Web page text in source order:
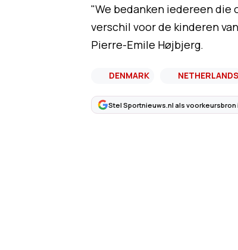
"We bedanken iedereen die
verschil voor de kinderen
Pierre-Emile Højbjerg.
DENMARK NETHERLANDS
Stel Sportnieuws.nl als voorkeursbron